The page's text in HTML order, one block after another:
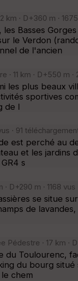
km · D+360 m ·
Basses
le Verdon
de l'ancien
· 11 km · D+550 m
les plus beaux
sportives
de l
· 91
est perché au
et les jardins
s
D+290 m · 1168
se situe
de
Pédestre · 17 km ·
du Toulourenc,
du bourg
chem